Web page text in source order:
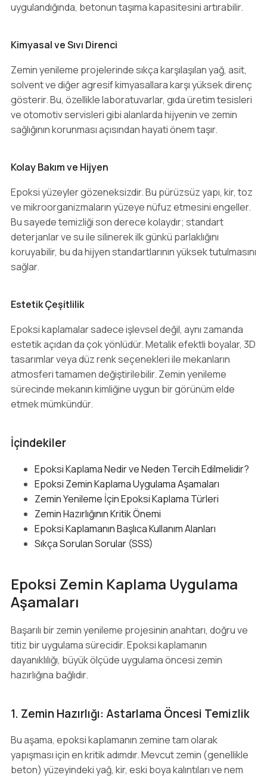
uygulandığında, betonun taşıma kapasitesini artırabilir.
Kimyasal ve Sıvı Direnci
Zemin yenileme projelerinde sıkça karşılaşılan yağ, asit,
solvent ve diğer agresif kimyasallara karşı yüksek direnç
gösterir. Bu, özellikle laboratuvarlar, gıda üretim tesisleri
ve otomotiv servisleri gibi alanlarda hijyenin ve zemin
sağlığının korunması açısından hayati önem taşır.
Kolay Bakım ve Hijyen
Epoksi yüzeyler gözeneksizdir. Bu pürüzsüz yapı, kir, toz
ve mikroorganizmaların yüzeye nüfuz etmesini engeller.
Bu sayede temizliği son derece kolaydır; standart
deterjanlar ve su ile silinerek ilk günkü parlaklığını
koruyabilir, bu da hijyen standartlarının yüksek tutulmasını
sağlar.
Estetik Çeşitlilik
Epoksi kaplamalar sadece işlevsel değil, aynı zamanda
estetik açıdan da çok yönlüdür. Metalik efektli boyalar, 3D
tasarımlar veya düz renk seçenekleri ile mekanların
atmosferi tamamen değiştirilebilir. Zemin yenileme
sürecinde mekanın kimliğine uygun bir görünüm elde
etmek mümkündür.
İçindekiler
Epoksi Kaplama Nedir ve Neden Tercih Edilmelidir?
Epoksi Zemin Kaplama Uygulama Aşamaları
Zemin Yenileme İçin Epoksi Kaplama Türleri
Zemin Hazırlığının Kritik Önemi
Epoksi Kaplamanın Başlıca Kullanım Alanları
Sıkça Sorulan Sorular (SSS)
Epoksi Zemin Kaplama Uygulama
Aşamaları
Başarılı bir zemin yenileme projesinin anahtarı, doğru ve
titiz bir uygulama sürecidir. Epoksi kaplamanın
dayanıklılığı, büyük ölçüde uygulama öncesi zemin
hazırlığına bağlıdır.
1. Zemin Hazırlığı: Astarlama Öncesi Temizlik
Bu aşama, epoksi kaplamanın zemine tam olarak
yapışması için en kritik adımdır. Mevcut zemin (genellikle
beton) yüzeyindeki yağ, kir, eski boya kalıntıları ve nem